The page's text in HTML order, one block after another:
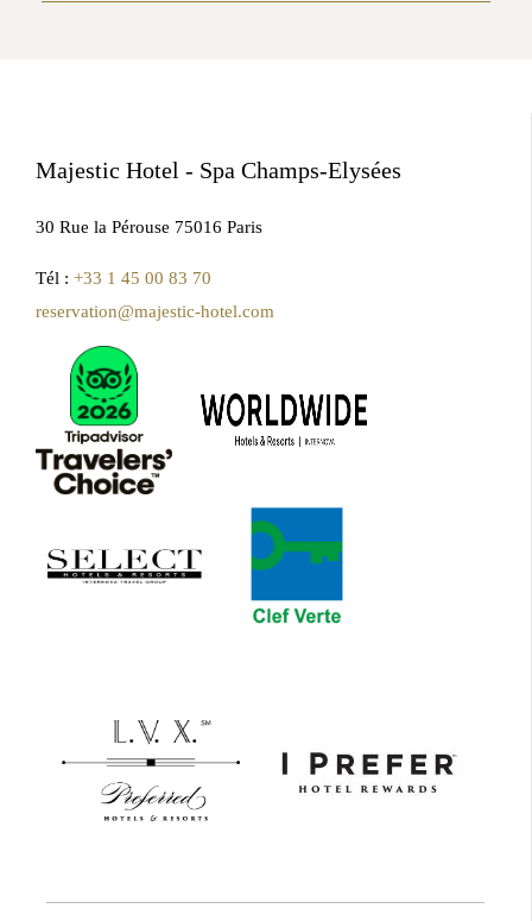
Majestic Hotel - Spa Champs-Elysées
30 Rue la Pérouse 75016 Paris
Tél : +33 1 45 00 83 70
reservation@majestic-hotel.com